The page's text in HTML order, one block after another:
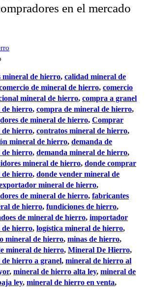
en el mercado
mineral de hierro, calidad mineral de
de mineral de hierro, comercio
mineral de hierro, compra a granel
de hierro, compra de mineral de hierro
de mineral de hierro, Comprar
de hierro, contratos mineral de hierro
mineral de hierro, demanda de
de hierro, demanda mineral de hierro
mineral de hierro, donde comprar
de hierro, donde vender mineral de
mineral de hierro
de mineral de hierro, fabricantes
de hierro, fundiciones de hierro
de mineral de hierro, importador
de hierro, logística mineral de hierro
mineral de hierro, minas de hierro
mineral de hierro, Mineral De Hierro
hierro a granel, mineral de hierro al
, mineral de hierro alta ley, mineral de
ley, mineral de hierro en venta